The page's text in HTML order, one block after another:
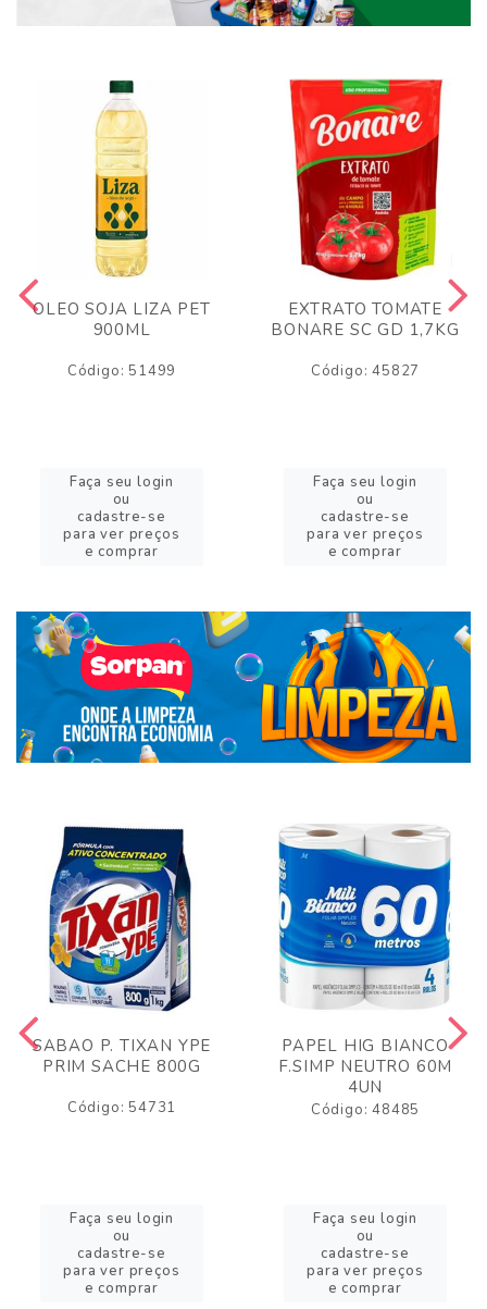
OLEO SOJA LIZA PET
900ML
Código: 51499
Faça seu login
ou
cadastre-se
para ver preços
e comprar
EXTRATO TOMATE
BONARE SC GD 1,7KG
Código: 45827
Faça seu login
ou
cadastre-se
para ver preços
e comprar
SABAO P. TIXAN YPE
PRIM SACHE 800G
Código: 54731
Faça seu login
ou
cadastre-se
para ver preços
e comprar
PAPEL HIG BIANCO
F.SIMP NEUTRO 60M
4UN
Código: 48485
Faça seu login
ou
cadastre-se
para ver preços
e comprar